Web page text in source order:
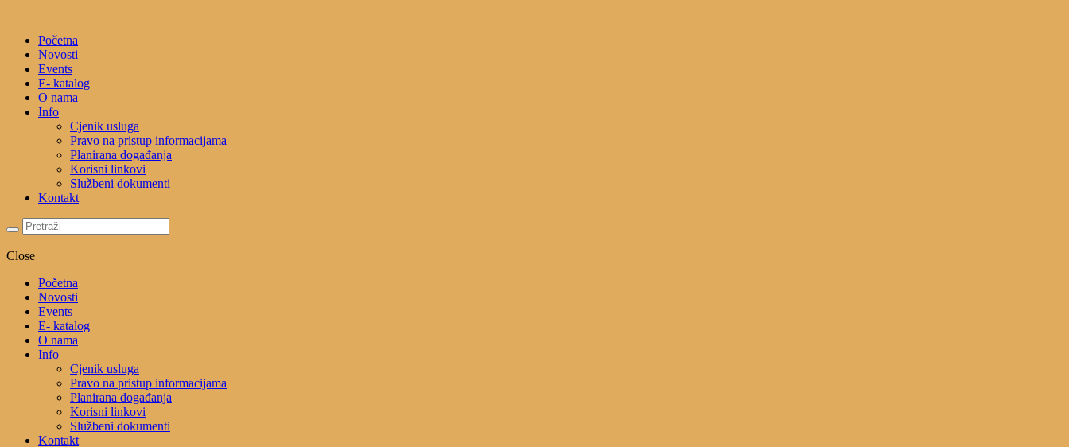
Početna
Novosti
Events
E- katalog
O nama
Info
Cjenik usluga
Pravo na pristup informacijama
Planirana događanja
Korisni linkovi
Službeni dokumenti
Kontakt
Close
Početna
Novosti
Events
E- katalog
O nama
Info
Cjenik usluga
Pravo na pristup informacijama
Planirana događanja
Korisni linkovi
Službeni dokumenti
Kontakt